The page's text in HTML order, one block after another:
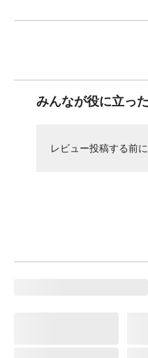
みんなが役に立っ
レビュー投稿する前